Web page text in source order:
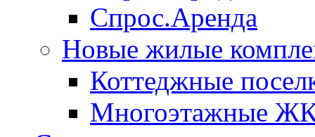
Спрос.Аренда
Новые жилые
Коттеджные
Многоэтажные